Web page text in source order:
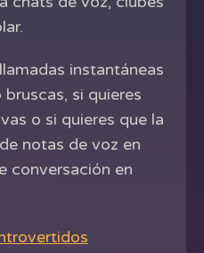
instantáneas
si quieres
o si quieres que la
notas de voz en
conversación en